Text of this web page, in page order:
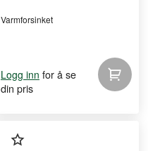
Varmforsinket
Logg inn for å se
din pris